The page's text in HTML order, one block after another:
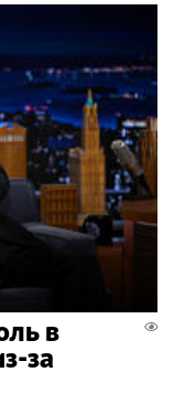
в
за